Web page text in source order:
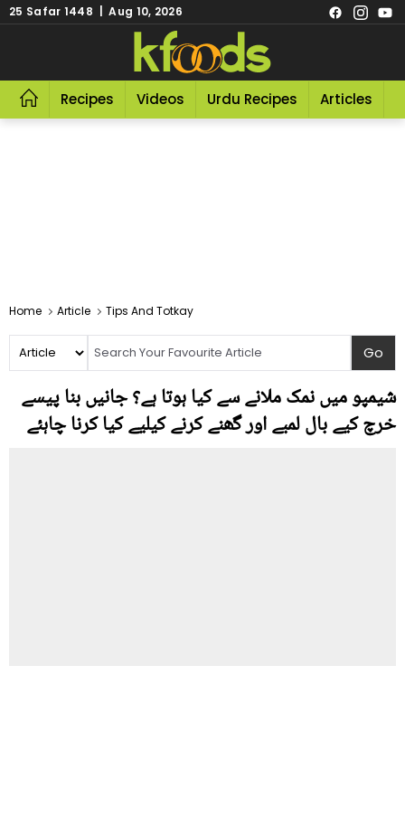
25 Safar 1448 | Aug 10, 2026
Recipes Videos Urdu Recipes Articles
Home Article Tips And Totkay
شیمپو میں نمک ملانے سے کیا ہوتا ہے؟ جانیں بنا پیسے
خرچ کیے بال لمبے اور گھنے کرنے کیلیے کیا کرنا چاہئے